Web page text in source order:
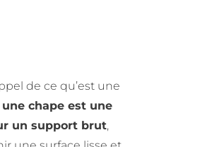
de ce qu’est une
une chape est une
un support brut,